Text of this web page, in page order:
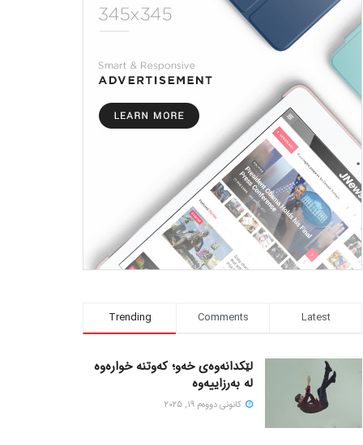
Trending Comments Latest
لێکدانەوەی خەو؛ کەوتنە خوارەوە
لە بەرزاییەوە
كانونی دووه‌م 19, 2025